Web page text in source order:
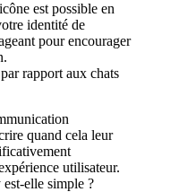
est possible en
identité de
pour encourager
rapport aux chats
quand cela leur
utilisateur.
elle simple ?